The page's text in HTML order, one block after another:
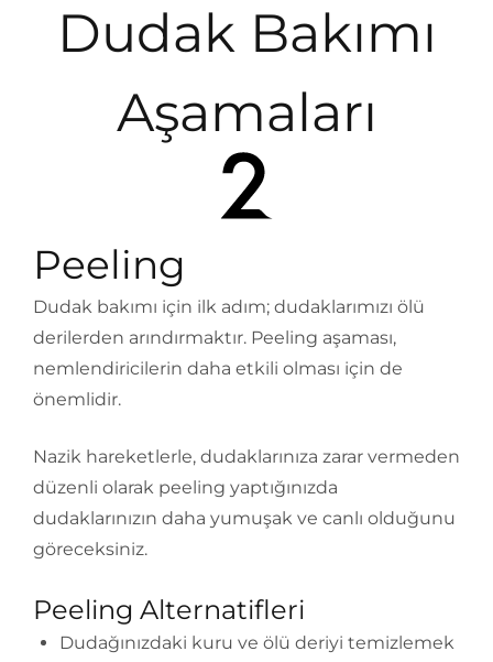
Dudak Bakımı
Aşamaları
Peeling
Dudak bakımı için ilk adım; dudaklarımızı ölü
derilerden arındırmaktır. Peeling aşaması,
nemlendiricilerin daha etkili olması için de
önemlidir.
Nazik hareketlerle, dudaklarınıza zarar vermeden
düzenli olarak peeling yaptığınızda
dudaklarınızın daha yumuşak ve canlı olduğunu
göreceksiniz.
Peeling Alternatifleri
Dudağınızdaki kuru ve ölü deriyi temizlemek